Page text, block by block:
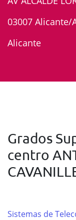
03007 Alicante/
Alicante
Grados
centro
Sistemas de